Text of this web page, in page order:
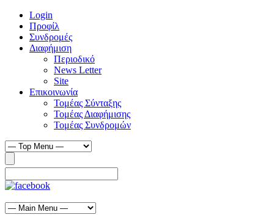
Login
Προφίλ
Συνδρομές
Διαφήμιση
Περιοδικό
News Letter
Site
Επικοινωνία
Τομέας Σύνταξης
Τομέας Διαφήμισης
Τομέας Συνδρομών